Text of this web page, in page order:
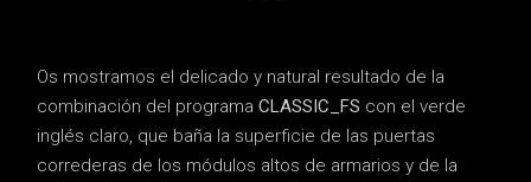
Os mostramos el delicado y natural resultado de la
combinación del programaCLASSIC_FS con el verde
inglés claro, que baña la superficie de las puertas
correderas de los módulos altos de armarios y de la